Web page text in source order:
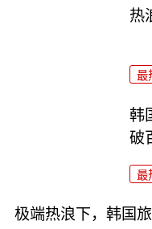
热
最
韩
破
最
极端热浪下，韩国